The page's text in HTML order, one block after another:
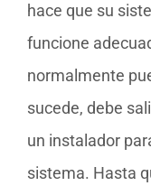
hace que su
funcione
normalmente
sucede, debe
un instalador
sistema. Hasta